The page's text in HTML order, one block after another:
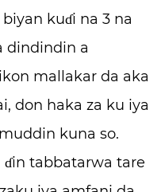
kuɗi na 3 na
dindindin a
mallakar da aka
don haka za ku iya
kuna so.
tabbatarwa tare